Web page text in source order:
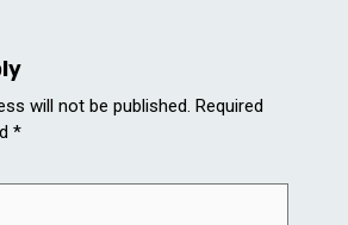
will not be published. Required
*